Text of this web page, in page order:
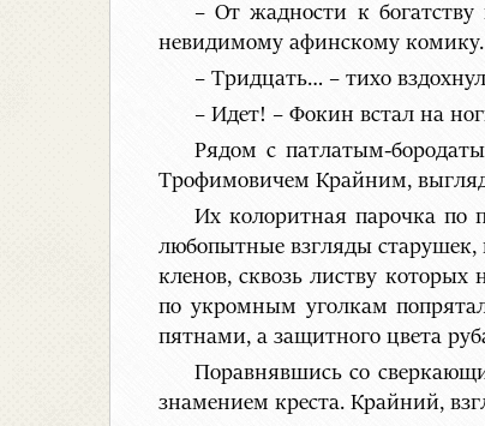
– От жадности к
невидимому афинскому
– Тридцать… – тихо
– Идет! – Фокин встал на
Рядом с патлатым-
Трофимовичем Крайним,
Их колоритная парочка по
любопытные взгляды
кленов, сквозь листву
по укромным уголкам
пятнами, а защитного цвета
Поравнявшись со
знамением креста. Крайний,